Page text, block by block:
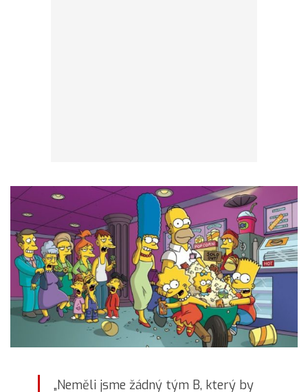
„Neměli jsme žádný tým B, který by